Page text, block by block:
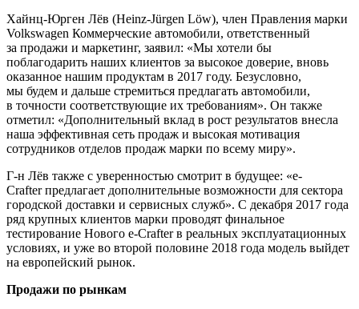
Хайнц-Юрген Лёв (Heinz-Jürgen Löw), член Правления марки
Volkswagen Коммерческие автомобили, ответственный
за продажи и маркетинг, заявил: «Мы хотели бы
поблагодарить наших клиентов за высокое доверие, вновь
оказанное нашим продуктам в 2017 году. Безусловно,
мы будем и дальше стремиться предлагать автомобили,
в точности соответствующие их требованиям». Он также
отметил: «Дополнительный вклад в рост результатов внесла
наша эффективная сеть продаж и высокая мотивация
сотрудников отделов продаж марки по всему миру».
Г-н Лёв также с уверенностью смотрит в будущее: «e-
Crafter предлагает дополнительные возможности для сектора
городской доставки и сервисных служб». С декабря 2017 года
ряд крупных клиентов марки проводят финальное
тестирование Нового e-Crafter в реальных эксплуатационных
условиях, и уже во второй половине 2018 года модель выйдет
на европейский рынок.
Продажи по рынкам